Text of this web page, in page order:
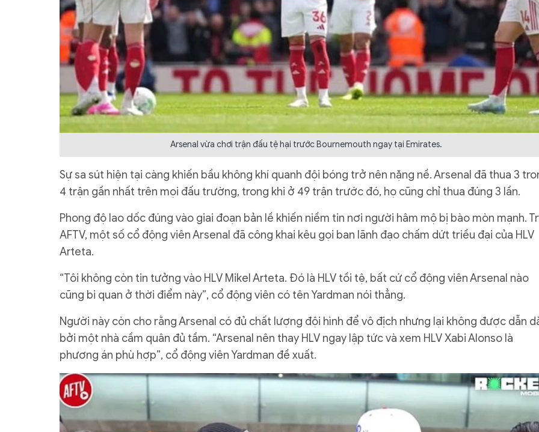
Arsenal vừa chơi trận đấu tệ hại trước Bournemouth ngay tại Emirates.
Sự sa sút hiện tại càng khiến bầu không khí quanh đội bóng trở nên nặng nề. Arsenal đã thua 3
4 trận gần nhất trên mọi đấu trường, trong khi ở 49 trận trước đó, họ cũng chỉ thua đúng 3 lần.
Phong độ lao dốc đúng vào giai đoạn bản lề khiến niềm tin nơi người hâm mộ bị bào mòn mạnh.
AFTV, một số cổ động viên Arsenal đã công khai kêu gọi ban lãnh đạo chấm dứt triều đại của HLV
Arteta.
“Tôi không còn tin tưởng vào HLV Mikel Arteta. Đó là HLV tồi tệ, bất cứ cổ động viên Arsenal nào
cũng bi quan ở thời điểm này”, cổ động viên có tên Yardman nói thẳng.
Người này còn cho rằng Arsenal có đủ chất lượng đội hình để vô địch nhưng lại không được dẫn
bởi một nhà cầm quân đủ tầm. “Arsenal nên thay HLV ngay lập tức và xem HLV Xabi Alonso là
phương án phù hợp”, cổ động viên Yardman đề xuất.